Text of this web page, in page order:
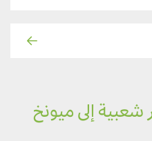
شعبية إلى ميونخ